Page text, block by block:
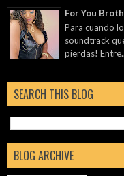
For You
Para cuando
soundtrack
pierdas!
SEARCH THIS BLOG
BLOG ARCHIVE